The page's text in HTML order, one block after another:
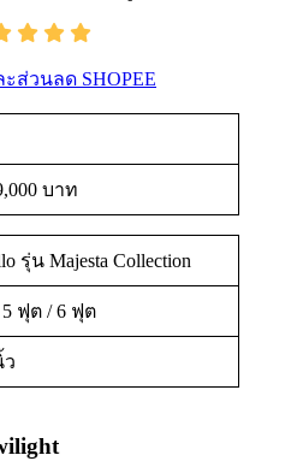
ส่วนลด SHOPEE
บาท
รุ่น Majesta Collection
ฟุต / 6 ฟุต
ว